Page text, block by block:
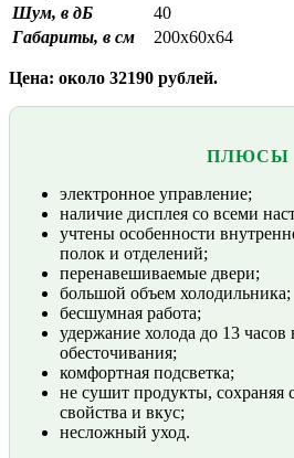
Шум, в дБ
40
Габариты, в см
200х60х64
Цена: около 32190 рублей.
ПЛЮСЫ
электронное управление;
наличие дисплея со всеми
учтены особенности
полок и отделений;
перенавешиваемые двери;
большой объем холодильника;
бесшумная работа;
удержание холода до 13 часов
обесточивания;
комфортная подсветка;
не сушит продукты, сохраняя
свойства и вкус;
несложный уход.